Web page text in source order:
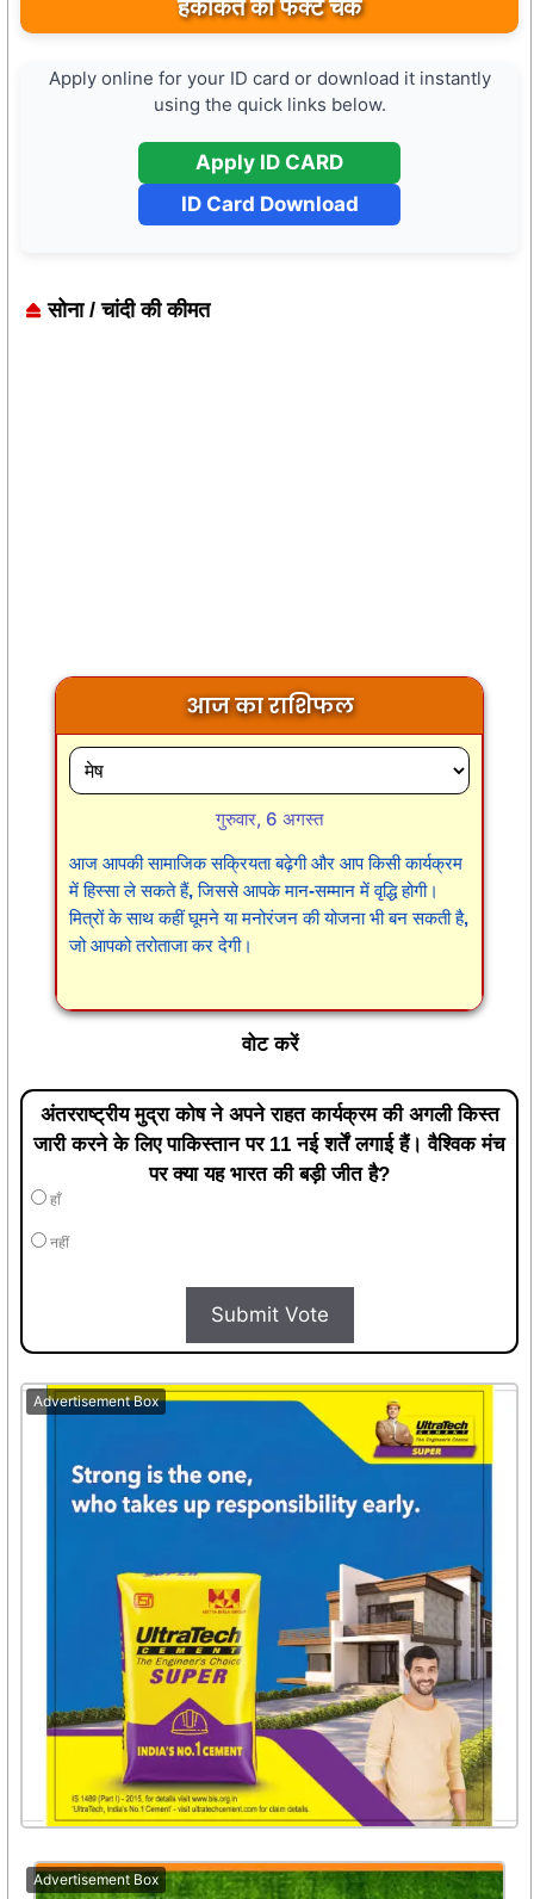
का अवलोकन कर पर्यटन विकास की दिशा में उठाया कदम
Apply online for your ID card or download it instantly
using the quick links below.
Apply ID CARD
ID Card Download
सोना / चांदी की कीमत
आज का राशिफल
गुरुवार, 6 अगस्त
आज आपकी सामाजिक सक्रियता बढ़ेगी और आप किसी कार्यक्रम
में हिस्सा ले सकते हैं, जिससे आपके मान-सम्मान में वृद्धि होगी।
मित्रों के साथ कहीं घूमने या मनोरंजन की योजना भी बन सकती है,
जो आपको तरोताजा कर देगी।
वोट करें
अंतरराष्ट्रीय मुद्रा कोष ने अपने राहत कार्यक्रम की अगली किस्त
जारी करने के लिए पाकिस्तान पर 11 नई शर्तें लगाई हैं। वैश्विक मंच
पर क्या यह भारत की बड़ी जीत है?
हाँ
नहीं
Submit Vote
Advertisement Box
Advertisement Box